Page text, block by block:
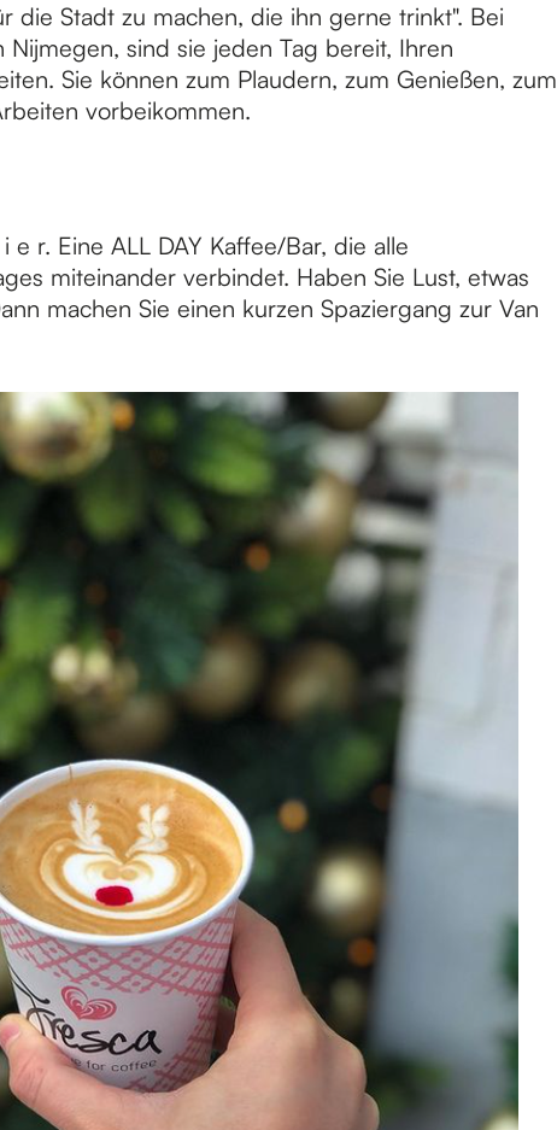
die Stadt zu machen, die ihn gerne trinkt". Bei
sind sie jeden Tag bereit, Ihren
Sie können zum Plaudern, zum Genießen, zum
vorbeikommen.
r. Eine ALL DAY Kaffee/Bar, die alle
miteinander verbindet. Haben Sie Lust, etwas
machen Sie einen kurzen Spaziergang zur Van